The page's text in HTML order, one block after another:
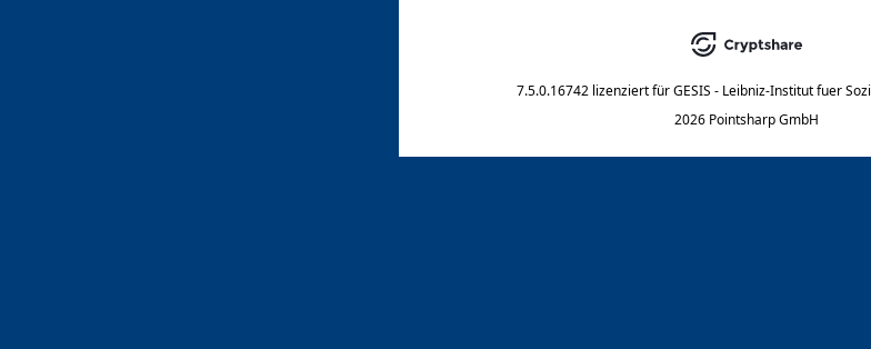
7.5.0.16742 lizenziert für GESIS - Leibniz-Institut fuer
2026 Pointsharp GmbH